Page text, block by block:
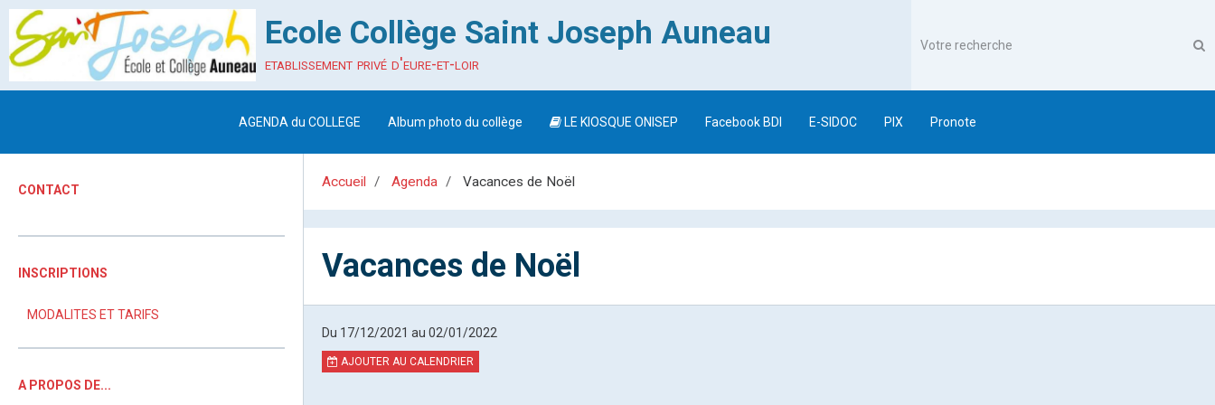
Ecole Collège Saint Joseph Auneau
etablissement privé d'eure-et-loir
AGENDA du COLLEGE Album photo du collège LE KIOSQUE ONISEP Facebook BDI E-SIDOC PIX Pronote
Accueil Agenda Vacances de Noël
Vacances de Noël
Du 17/12/2021 au 02/01/2022
AJOUTER AU CALENDRIER
CONTACT
INSCRIPTIONS
MODALITES ET TARIFS
A PROPOS DE...